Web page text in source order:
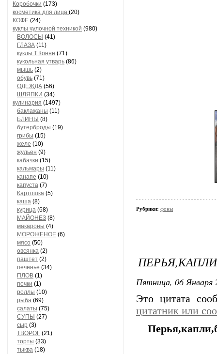
Коробочки (173)
косметика для лица (20)
КОФЕ (24)
куклы чулочной техникой (980)
ВОЛОСЫ (41)
ГЛАЗА (11)
куклы Т.Конне (71)
кукольная утварь (86)
мышь (2)
обувь (71)
ОДЕЖДА (56)
ШЛЯПКИ (34)
кулинария (1497)
баклажаны (11)
БЛИНЫ (8)
бутерброды (19)
грибы (15)
желе (10)
жульен (9)
кабачки (15)
кальмары (11)
канапе (10)
капуста (7)
Картошка (5)
каша (8)
курица (68)
МАЙОНЕЗ (8)
макароны (4)
МОРОЖЕНОЕ (6)
мясо (50)
овсянка (2)
паштет (2)
печенье (34)
ПЛОВ (1)
почки (1)
роллы (10)
рыба (69)
салаты (75)
СУПЫ (27)
сыр (3)
ТВОРОГ (21)
торты (33)
тыква (18)
Рубрики: фоны
Пятница, 06 Января
Это цитата
цитатник или